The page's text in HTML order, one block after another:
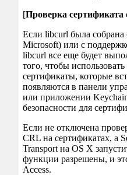
[Проверка сертификата
Если libcurl была собрана
Microsoft) или с
libcurl все еще будет
того, чтобы
сертификаты, которые
появляются в панели
или приложении
безопасности для
Если не отключена
CRL на сертификатах, а
Transport на OS X
функции разрешены, и
Access.